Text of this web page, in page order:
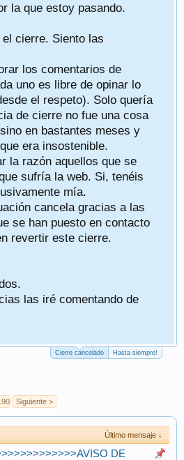
la que estoy pasando.
cierre. Siento las
los comentarios de
uno es libre de opinar lo
el respeto). Solo quería
de cierre no fue una cosa
en bastantes meses y
era insostenible.
la razón aquellos que se
sufría la web. Si, tenéis
mía.
cancela gracias a las
se han puesto en contacto
revertir este cierre.
las iré comentando de
Cierre cancelado Hasta siempre!
Siguiente >
Último mensaje ↓
DE